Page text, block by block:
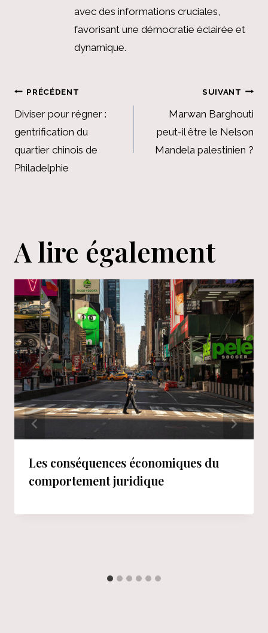
avec des informations cruciales,
favorisant une démocratie éclairée et
dynamique.
Navigation
de
l’article
PRÉCÉDENT
Diviser pour régner :
gentrification du
quartier chinois de
Philadelphie
SUIVANT
Marwan Barghouti
peut-il être le Nelson
Mandela palestinien ?
A lire également
Les conséquences économiques du
comportement juridique